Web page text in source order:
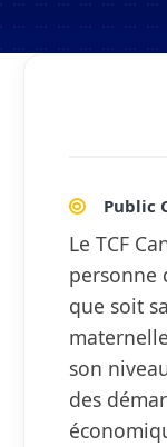
Public
Le TCF
personne
que soit
son
des